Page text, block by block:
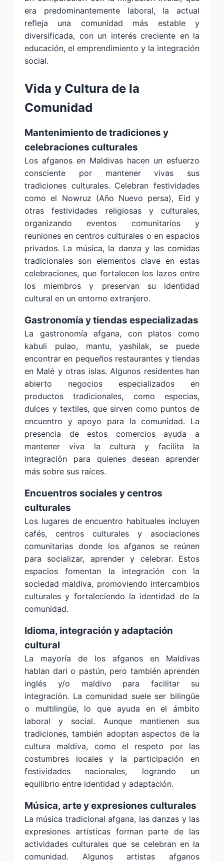
era predominantemente laboral, la actual
refleja una comunidad más estable y
diversificada, con un interés creciente en la
educación, el emprendimiento y la integración
social.
Vida y Cultura de la
Comunidad
Mantenimiento de tradiciones y
celebraciones culturales
Los afganos en Maldivas hacen un esfuerzo
consciente por mantener vivas sus
tradiciones culturales. Celebran festividades
como el Nowruz (Año Nuevo persa), Eid y
otras festividades religiosas y culturales,
organizando eventos comunitarios y
reuniones en centros culturales o en espacios
privados. La música, la danza y las comidas
tradicionales son elementos clave en estas
celebraciones, que fortalecen los lazos entre
los miembros y preservan su identidad
cultural en un entorno extranjero.
Gastronomía y tiendas especializadas
La gastronomía afgana, con platos como
kabuli pulao, mantu, yashilak, se puede
encontrar en pequeños restaurantes y tiendas
en Malé y otras islas. Algunos residentes han
abierto negocios especializados en
productos tradicionales, como especias,
dulces y textiles, que sirven como puntos de
encuentro y apoyo para la comunidad. La
presencia de estos comercios ayuda a
mantener viva la cultura y facilita la
integración para quienes desean aprender
más sobre sus raíces.
Encuentros sociales y centros
culturales
Los lugares de encuentro habituales incluyen
cafés, centros culturales y asociaciones
comunitarias donde los afganos se reúnen
para socializar, aprender y celebrar. Estos
espacios fomentan la integración con la
sociedad maldiva, promoviendo intercambios
culturales y fortaleciendo la identidad de la
comunidad.
Idioma, integración y adaptación
cultural
La mayoría de los afganos en Maldivas
hablan dari o pastún, pero también aprenden
inglés y/o maldivo para facilitar su
integración. La comunidad suele ser bilingüe
o multilingüe, lo que ayuda en el ámbito
laboral y social. Aunque mantienen sus
tradiciones, también adoptan aspectos de la
cultura maldiva, como el respeto por las
costumbres locales y la participación en
festividades nacionales, logrando un
equilibrio entre identidad y adaptación.
Música, arte y expresiones culturales
La música tradicional afgana, las danzas y las
expresiones artísticas forman parte de las
actividades culturales que se celebran en la
comunidad. Algunos artistas afganos